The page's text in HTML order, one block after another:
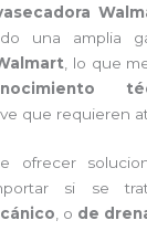
una amplia
, lo que
que requieren
ofrecer
si se
, o de